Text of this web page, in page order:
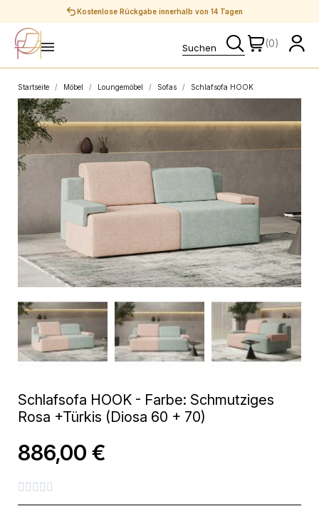
Sichere Zahlungen
(0)
Startseite Möbel Loungemöbel Sofas Schlafsofa HOOK
Schlafsofa HOOK - Farbe: Schmutziges
Rosa +Türkis (Diosa 60 + 70)
886,00 €
    